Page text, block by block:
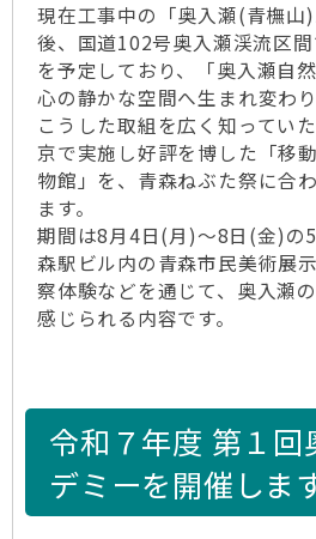
現在工事中の「奥入瀬(青橅山
後、国道102号奥入瀬渓流区
を予定しており、「奥入瀬自
心の静かな空間へ生まれ変わり
こうした取組を広く知ってい
京で実施し好評を博した「移
物館」を、青森ねぶた祭に合
ます。
期間は8月4日(月)～8日(金)の
森駅ビル内の青森市民美術展
察体験などを通じて、奥入瀬
感じられる内容です。
令和７年度 第１回
デミーを開催しま